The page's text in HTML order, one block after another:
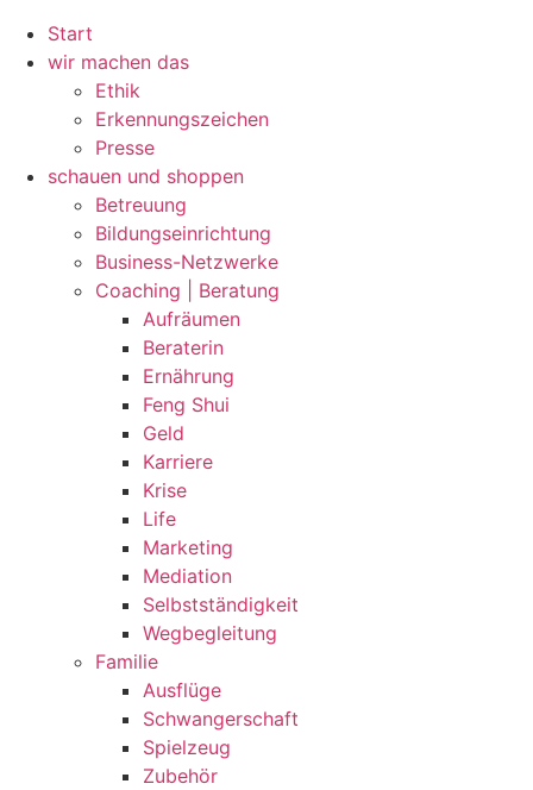
Start
wir machen das
Ethik
Erkennungszeichen
Presse
schauen und shoppen
Betreuung
Bildungseinrichtung
Business-Netzwerke
Coaching | Beratung
Aufräumen
Beraterin
Ernährung
Feng Shui
Geld
Karriere
Krise
Life
Marketing
Mediation
Selbstständigkeit
Wegbegleitung
Familie
Ausflüge
Schwangerschaft
Spielzeug
Zubehör